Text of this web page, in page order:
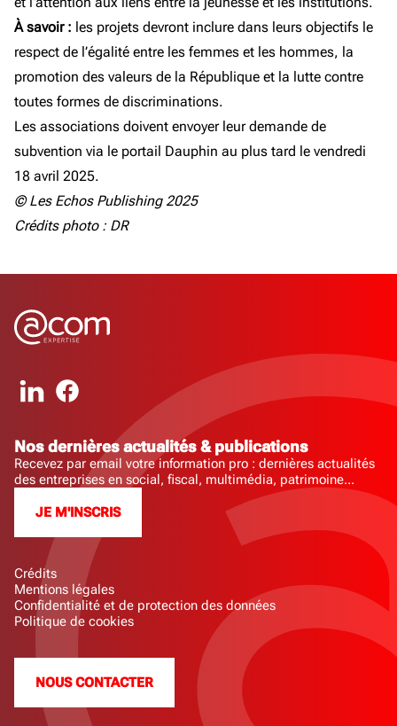
À savoir : les projets devront inclure dans leurs objectifs le
respect de l’égalité entre les femmes et les hommes, la
promotion des valeurs de la République et la lutte contre
toutes formes de discriminations.
Les associations doivent envoyer leur demande de
subvention via le portail Dauphin au plus tard le vendredi
18 avril 2025.
© Les Echos Publishing 2025
Crédits photo : DR
Crédits
Mentions légales
Confidentialité et de protection des données
Politique de cookies
NOUS CONTACTER
Nos dernières actualités & publications
Recevez par email votre information pro : dernières actualités
des entreprises en social, fiscal, multimédia, patrimoine...
JE M'INSCRIS